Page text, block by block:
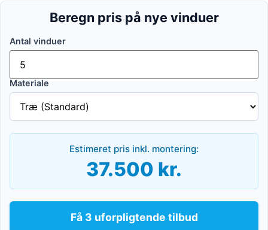
Beregn pris på nye vinduer
Antal vinduer
Materiale
Estimeret pris inkl. montering:
37.500 kr.
Få 3 uforpligtende tilbud